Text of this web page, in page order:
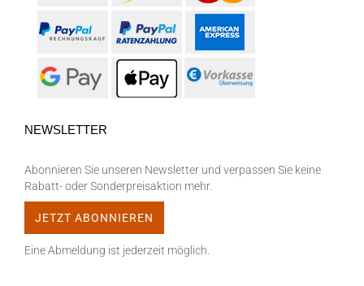
NEWSLETTER
Abonnieren Sie unseren Newsletter und verpassen Sie keine
Rabatt- oder Sonderpreisaktion mehr.
Eine Abmeldung ist jederzeit möglich.